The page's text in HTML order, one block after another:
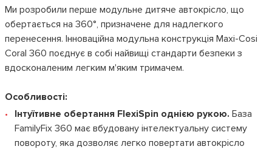
Ми розробили перше модульне дитяче автокрісло, що
обертається на 360°, призначене для надлегкого
перенесення. Інноваційна модульна конструкція Maxi-Cosi
Coral 360 поєднує в собі найвищі стандарти безпеки з
вдосконаленим легким м'яким тримачем.
Особливості:
Інтуїтивне обертання FlexiSpin однією рукою. База
FamilyFix 360 має вбудовану інтелектуальну систему
повороту, яка дозволяє легко повертати автокрісло